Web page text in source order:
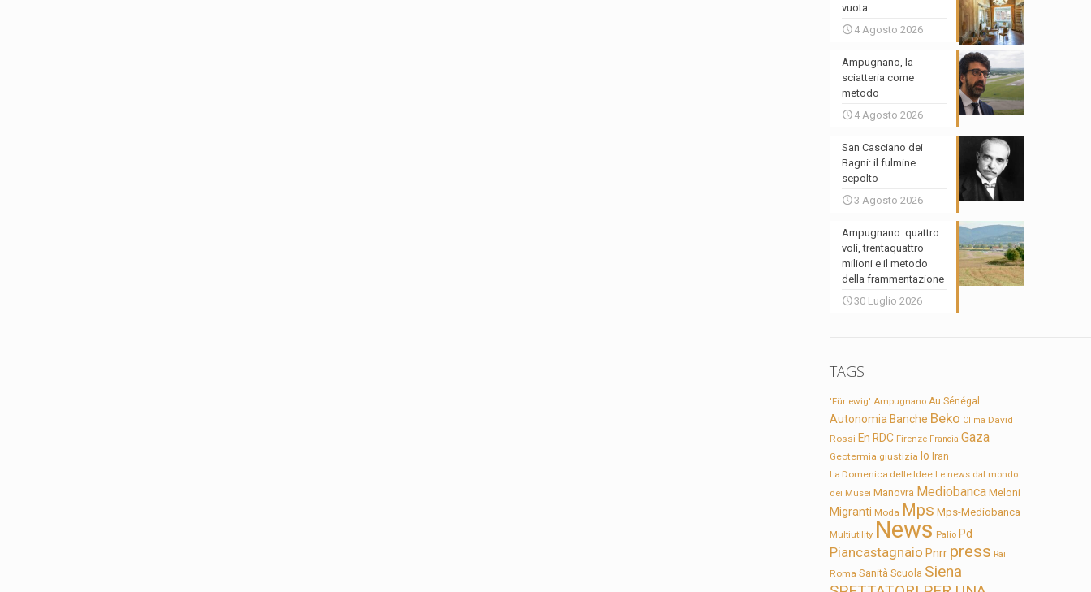
vuota
4 Agosto 2026
Ampugnano, la
sciatteria come
metodo
4 Agosto 2026
San Casciano dei
Bagni: il fulmine
sepolto
3 Agosto 2026
Ampugnano: quattro
voli, trentaquattro
milioni e il metodo
della frammentazione
30 Luglio 2026
TAGS
'Für ewig' Ampugnano Au Sénégal
Autonomia Banche Beko Clima David
Rossi En RDC Firenze Francia Gaza
Geotermia giustizia Io Iran
La Domenica delle Idee Le news dal mondo
dei Musei Manovra Mediobanca Meloni
Migranti Moda Mps Mps-Mediobanca
Multiutility News Palio Pd
Piancastagnaio Pnrr press Rai
Roma Sanità Scuola Siena